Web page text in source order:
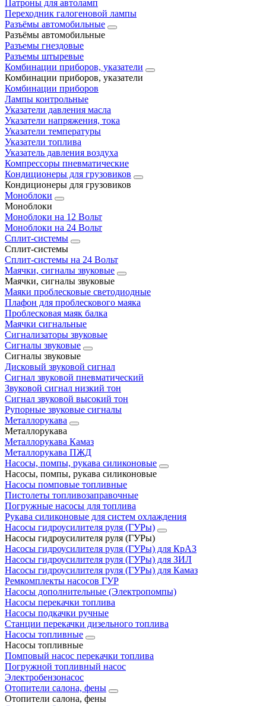
Патроны для автоламп
Переходник галогеновой лампы
Разъёмы автомобильные
Разъёмы автомобильные
Разъемы гнездовые
Разъемы штыревые
Комбинации приборов, указатели
Комбинации приборов, указатели
Комбинации приборов
Лампы контрольные
Указатели давления масла
Указатели напряжения, тока
Указатели температуры
Указатели топлива
Указатель давления воздуха
Компрессоры пневматические
Кондиционеры для грузовиков
Кондиционеры для грузовиков
Моноблоки
Моноблоки
Моноблоки на 12 Вольт
Моноблоки на 24 Вольт
Сплит-системы
Сплит-системы
Сплит‑системы на 24 Вольт
Маячки, сигналы звуковые
Маячки, сигналы звуковые
Маяки проблесковые светодиодные
Плафон для проблескового маяка
Проблесковая маяк балка
Маячки сигнальные
Сигнализаторы звуковые
Сигналы звуковые
Сигналы звуковые
Дисковый звуковой сигнал
Сигнал звуковой пневматический
Звуковой сигнал низкий тон
Сигнал звуковой высокий тон
Рупорные звуковые сигналы
Металлорукава
Металлорукава
Металлорукава Камаз
Металлорукава ПЖД
Насосы, помпы, рукава силиконовые
Насосы, помпы, рукава силиконовые
Насосы помповые топливные
Пистолеты топливозаправочные
Погружные насосы для топлива
Рукава силиконовые для систем охлаждения
Насосы гидроусилителя руля (ГУРы)
Насосы гидроусилителя руля (ГУРы)
Насосы гидроусилителя руля (ГУРы) для КрАЗ
Насосы гидроусилителя руля (ГУРы) для ЗИЛ
Насосы гидроусилителя руля (ГУРы) для Камаз
Ремкомплекты насосов ГУР
Насосы дополнительные (Электропомпы)
Насосы перекачки топлива
Насосы подкачки ручные
Станции перекачки дизельного топлива
Насосы топливные
Насосы топливные
Помповый насос перекачки топлива
Погружной топливный насос
Электробензонасос
Отопители салона, фены
Отопители салона, фены